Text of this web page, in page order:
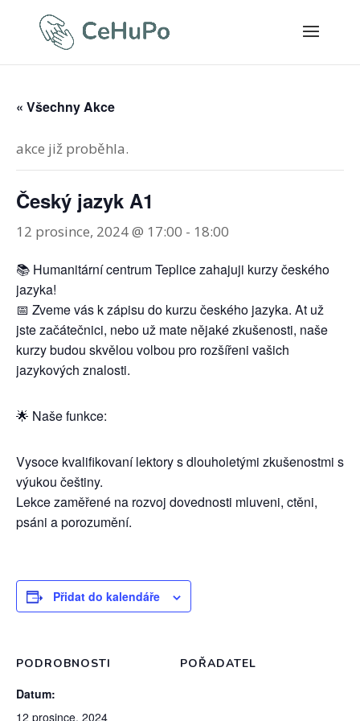
« Všechny Akce
akce již proběhla.
Český jazyk A1
12 prosince, 2024 @ 17:00 - 18:00
📚 Humanitární centrum Teplice zahajuji kurzy českého
jazyka!
📅 Zveme vás k zápisu do kurzu českého jazyka. At už
jste začátečnici, nebo už mate nějaké zkušenosti, naše
kurzy budou skvělou volbou pro rozšířeni vašich
jazykových znalosti.
🌟 Naše funkce:
Vysoce kvalifikovaní lektory s dlouholetými zkušenostmi s
výukou češtiny.
Lekce zaměřené na rozvoj dovednosti mluveni, ctěni,
psáni a porozumění.
Přidat do kalendáře
PODROBNOSTI
Datum:
12 prosince, 2024
POŘADATEL